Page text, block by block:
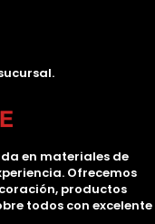
en materiales de
Ofrecemos
productos
todos con excelente